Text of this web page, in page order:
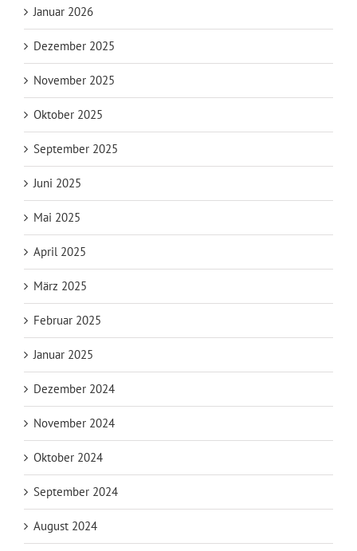
Januar 2026
Dezember 2025
November 2025
Oktober 2025
September 2025
Juni 2025
Mai 2025
April 2025
März 2025
Februar 2025
Januar 2025
Dezember 2024
November 2024
Oktober 2024
September 2024
August 2024